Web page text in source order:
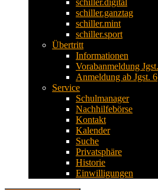
schiller.digital
schiller.ganztag
schiller.mint
schiller.sport
Übertritt
Informationen
Vorabanmeldung
Anmeldung ab Jgst. 6
Service
Schulmanager
Nachhilfebörse
Kontakt
Kalender
Suche
Privatsphäre
Historie
Einwilligungen